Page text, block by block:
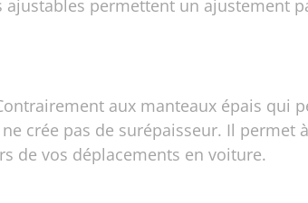
permettent un ajustement
aux manteaux épais qui
crée pas de surépaisseur. Il permet
de vos déplacements en voiture.